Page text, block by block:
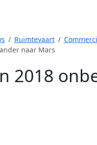
Ruimtevaart
naar Mars
2018